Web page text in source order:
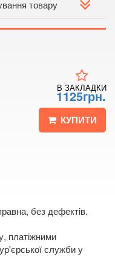
товару
1125грн.
КУПИТИ
В ЗАКЛАДКИ
без дефектів.
платіжними
служби у